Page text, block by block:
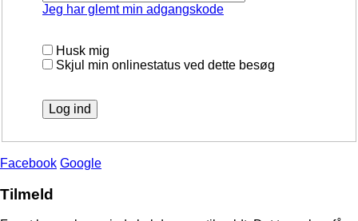
Jeg har glemt min adgangskode
Husk mig
Skjul min onlinestatus ved dette besøg
Facebook Google
Tilmeld